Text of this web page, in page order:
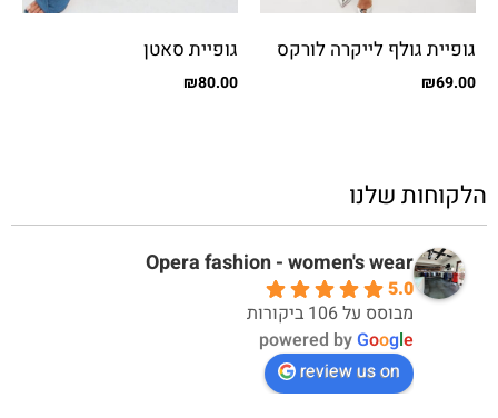
גופיית גולף לייקרה לורקס
₪69.00
גופיית סאטן
₪80.00
הלקוחות שלנו
Opera fashion - women's wear
5.0
מבוסס על 106 ביקורות
powered byGoogle
review us on